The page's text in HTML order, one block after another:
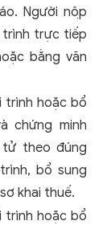
Người nộp
trực tiếp
bằng văn
trình hoặc bổ
chứng minh
theo đúng
bổ sung
khai thuế.
trình hoặc bổ